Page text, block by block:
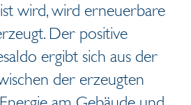
wird, wird erneuerbare
Der positive
ergibt sich aus der
der erzeugten